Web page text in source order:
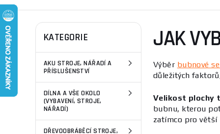
KATEGORIE
AKU STROJE, NÁŘADÍ A
PŘÍSLUŠENSTVÍ
DÍLNA A VŠE OKOLO
(VYBAVENÍ, STROJE,
NÁŘADÍ)
DŘEVOOBRÁBĚCÍ STROJE,
JAK
Výběr bubnové
důležitých
Velikost plochy
bubnu, kterou
zatímco pro